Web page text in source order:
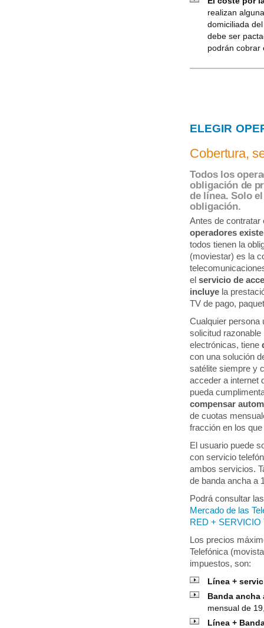
realizan
domiciliada
debe ser
podrán cobrar
ELEGIR
Cobertura,
Todos los
obligación de
de línea. Solo
obligación.
Antes de contratar
operadores
todos tienen la
(moviestar) es la
elservicio de
incluye la
TV de pago,
Cualquier persona
solicitud
electrónicas, tiene
con una solución
satélite siempre y
acceder a internet
pueda
compensar
de cuotas
fracción en los
El usuario puede
con servicio
ambos servicios.
de banda ancha a
Podrá consultar
Mercado de las
RED + SERVICIO
Los precios
Telefónica
impuestos, son:
Línea +
Banda ancha
mensual de
Línea +